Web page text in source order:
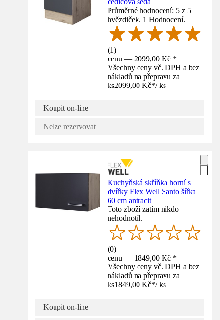
Průměrné hodnocení: 5 z 5
hvězdiček. 1 Hodnocení.
(1)
cenu — 2099,00 Kč *
Všechny ceny vč. DPH a bez
nákladů na přepravu za
ks2099,00 Kč*/ ks
Koupit on-line
Nelze rezervovat
Kuchyňská skříňka horní s
dvířky Flex Well Santo šířka
60 cm antracit
Toto zboží zatím nikdo
nehodnotil.
(0)
cenu — 1849,00 Kč *
Všechny ceny vč. DPH a bez
nákladů na přepravu za
ks1849,00 Kč*/ ks
Koupit on-line